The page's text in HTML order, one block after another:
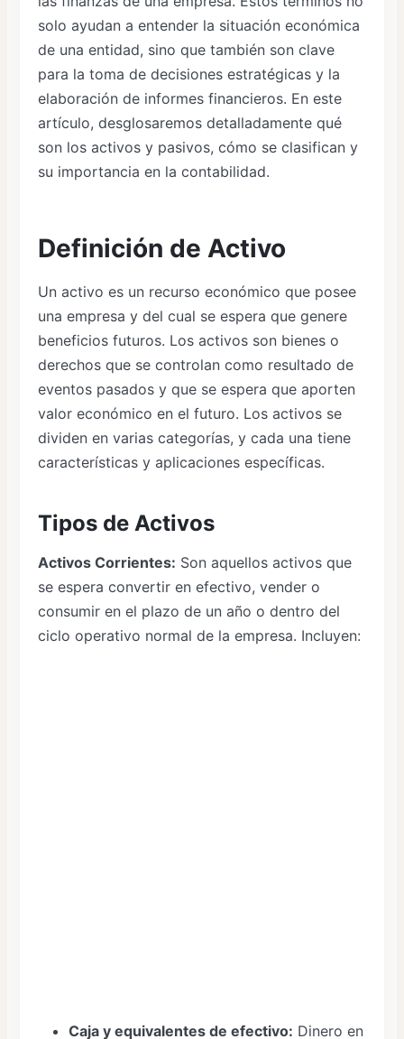
solo ayudan a entender la situación económica
de una entidad, sino que también son clave
para la toma de decisiones estratégicas y la
elaboración de informes financieros. En este
artículo, desglosaremos detalladamente qué
son los activos y pasivos, cómo se clasifican y
su importancia en la contabilidad.
Definición de Activo
Un activo es un recurso económico que posee
una empresa y del cual se espera que genere
beneficios futuros. Los activos son bienes o
derechos que se controlan como resultado de
eventos pasados y que se espera que aporten
valor económico en el futuro. Los activos se
dividen en varias categorías, y cada una tiene
características y aplicaciones específicas.
Tipos de Activos
Activos Corrientes: Son aquellos activos que
se espera convertir en efectivo, vender o
consumir en el plazo de un año o dentro del
ciclo operativo normal de la empresa. Incluyen:
Caja y equivalentes de efectivo: Dinero en